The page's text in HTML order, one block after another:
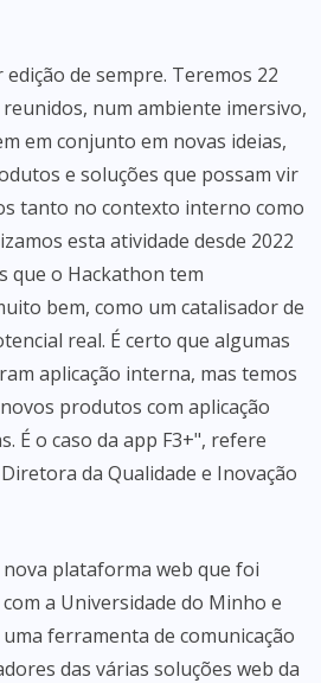
edição de sempre. Teremos 22
num ambiente imersivo,
em conjunto em novas ideias,
e soluções que possam vir
tanto no contexto interno como
esta atividade desde 2022
que o Hackathon tem
bem, como um catalisador de
real. É certo que algumas
aplicação interna, mas temos
produtos com aplicação
É o caso da app F3+", refere
da Qualidade e Inovação
nova plataforma web que foi
a Universidade do Minho e
ferramenta de comunicação
das várias soluções web da